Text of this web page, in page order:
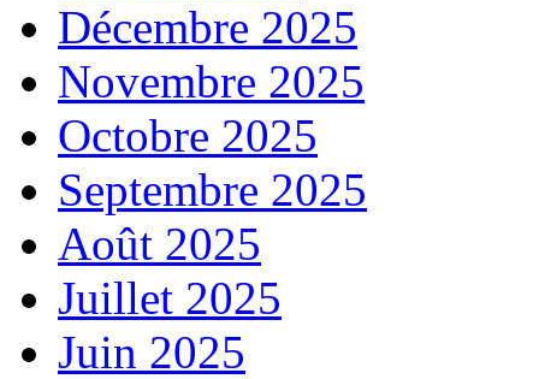
Décembre 2025
Novembre 2025
Octobre 2025
Septembre 2025
Août 2025
Juillet 2025
Juin 2025